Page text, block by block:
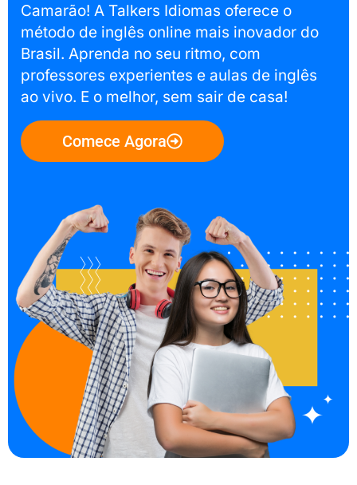
Camarão! A Talkers Idiomas oferece o
método de inglês online mais inovador do
Brasil. Aprenda no seu ritmo, com
professores experientes e aulas de inglês
ao vivo. E o melhor, sem sair de casa!
Comece Agora